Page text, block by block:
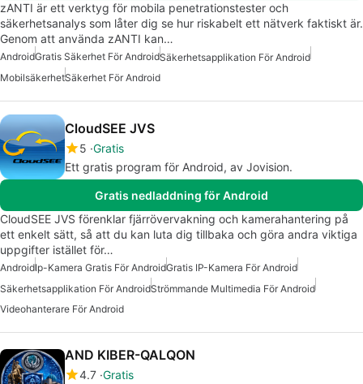
zANTI är ett verktyg för mobila penetrationstester och
säkerhetsanalys som låter dig se hur riskabelt ett nätverk faktiskt är.
Genom att använda zANTI kan…
AndroidGratis Säkerhet För AndroidSäkerhetsapplikation För Android
MobilsäkerhetSäkerhet För Android
CloudSEE JVS
5 Gratis
Ett gratis program för Android, av Jovision.
Gratis nedladdning för Android
CloudSEE JVS förenklar fjärrövervakning och kamerahantering på
ett enkelt sätt, så att du kan luta dig tillbaka och göra andra viktiga
uppgifter istället för…
AndroidIp-Kamera Gratis För AndroidGratis IP-Kamera För Android
Säkerhetsapplikation För AndroidStrömmande Multimedia För Android
Videohanterare För Android
AND KIBER-QALQON
4.7 Gratis